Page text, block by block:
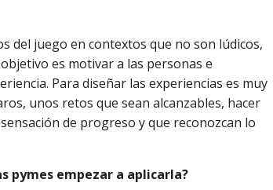
del juego en contextos que no son lúdicos,
es motivar a las personas e
Para diseñar las experiencias es muy
unos retos que sean alcanzables, hacer
de progreso y que reconozcan lo
pymes empezar a aplicarla?